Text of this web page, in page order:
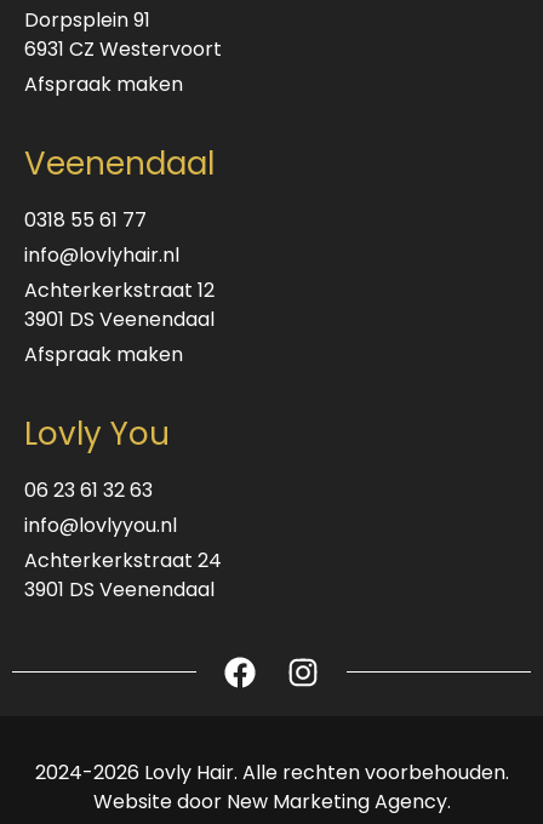
Dorpsplein 91
6931 CZ Westervoort
Afspraak maken
Veenendaal
0318 55 61 77
info@lovlyhair.nl
Achterkerkstraat 12
3901 DS Veenendaal
Afspraak maken
Lovly You
06 23 61 32 63
info@lovlyyou.nl
Achterkerkstraat 24
3901 DS Veenendaal
2024-2026 Lovly Hair. Alle rechten voorbehouden.
Website door New Marketing Agency.